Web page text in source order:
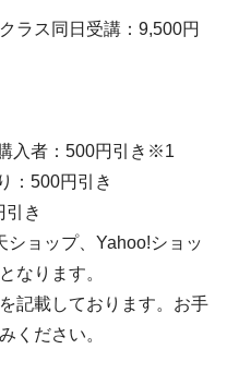
ラス同日受講：9,500円
入者：500円引き※1
：500円引き
引き
ョップ、Yahoo!ショッ
なります。
記載しております。お手
ください。